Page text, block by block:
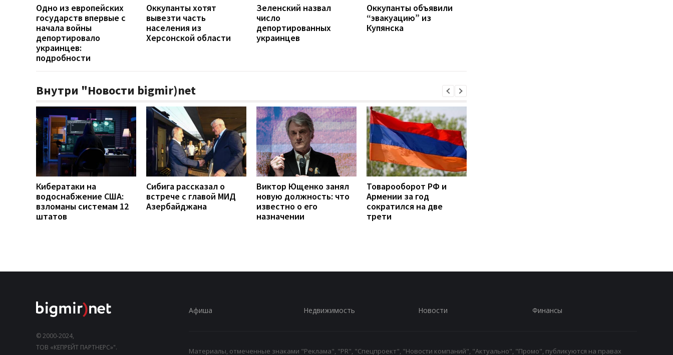
Одно из европейских
государств впервые с
начала войны
депортировало
украинцев:
подробности
Оккупанты хотят
вывезти часть
населения из
Херсонской области
Зеленский назвал
число
депортированных
украинцев
Оккупанты объявили
“эвакуацию” из
Купянска
Внутри "Новости bigmir)net
Кибератаки на
водоснабжение США:
взломаны системам 12
штатов
Сибига рассказал о
встрече с главой МИД
Азербайджана
Виктор Ющенко занял
новую должность: что
известно о его
назначении
Товарооборот РФ и
Армении за год
сократился на две
трети
© 2000-2024,
ТОВ «КЕПРЕЙТ ПАРТНЕРС»".
Афиша Недвижимость Новости Финансы
Материалы, отмеченные знаками "Реклама", "PR", "Спецпроект", "Новости компаний", "Актуально", "Промо", публикуются на правах